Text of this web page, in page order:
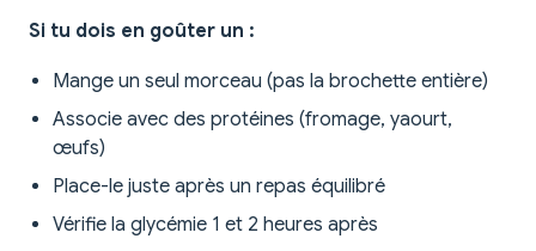
Si tu dois en goûter un :
Mange un seul morceau (pas la brochette entière)
Associe avec des protéines (fromage, yaourt,
œufs)
Place-le juste après un repas équilibré
Vérifie la glycémie 1 et 2 heures après